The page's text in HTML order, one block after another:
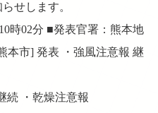
せします。
時02分 ■発表官署：熊本地
本市] 発表 ・強風注意報 継
続 ・乾燥注意報